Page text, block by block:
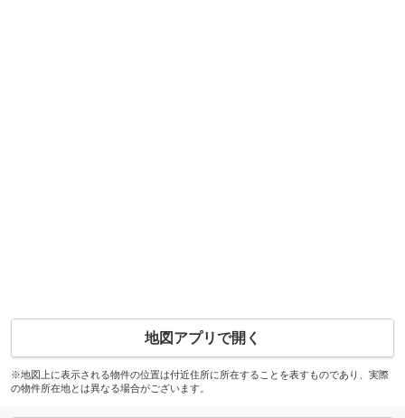
地図アプリで開く
※地図上に表示される物件の位置は付近住所に所在することを表すものであり、実際
の物件所在地とは異なる場合がございます。